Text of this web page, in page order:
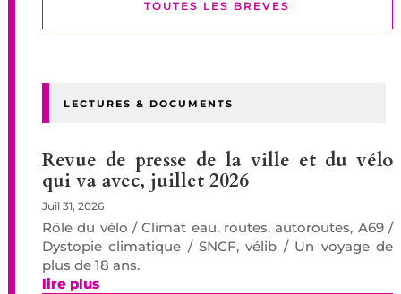
TOUTES LES BREVES
LECTURES & DOCUMENTS
Revue de presse de la ville et du vélo
qui va avec, juillet 2026
Juil 31, 2026
Rôle du vélo / Climat eau, routes, autoroutes, A69 /
Dystopie climatique / SNCF, vélib / Un voyage de
plus de 18 ans.
lire plus